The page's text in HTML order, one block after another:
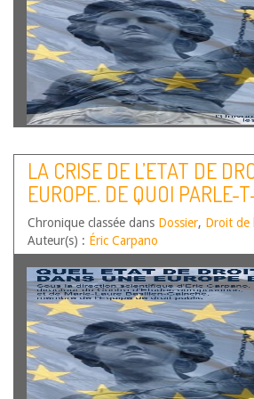
LA CRISE DE L’ETAT DE
EUROPE. DE QUOI PARLE-
Chronique classée dans Dossier, Droit de
Auteur(s) : Éric Carpano